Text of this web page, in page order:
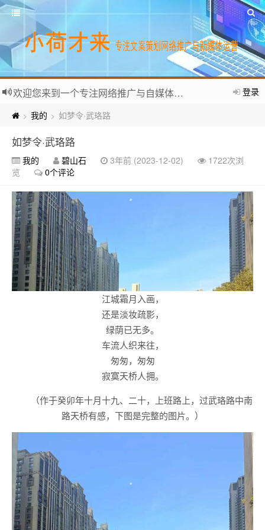
登录
欢迎您来到一个专注网络推广与自媒体运营的个人网站。
> 我的 > 如梦令·武珞路
如梦令·武珞路
我的 碧山石 3年前 (2023-12-02)
1722次浏
览
0个评论
江城霜月入画，
还是淡妆疏影，
绿荫已无多。
车流人织来往，
匆匆，匆匆
寂寞天桥人拥。
（作于癸卯年十月十九、二十，上班路上，过武珞路中南
路天桥有感，下图是完整的图片。）